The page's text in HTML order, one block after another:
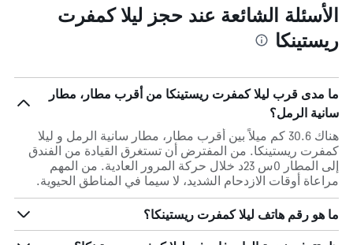
الأسئلة الشائعة عند حجز ليلا كمفرت
ريستينكا
ما مدى قرب ليلا كمفرت ريستينكا من أقرب مطار، مطار
سانية الرمل؟
هناك 30.6 كم ميلاً بين أقرب مطار، مطار سانية الرمل و ليلا
كمفرت ريستينكا. من المفترض أن تستغرق القيادة من الفندق
إلى المطار 0س 23د خلال حركة المرور العادية. من المهم
مراعاة أوقات الازدحام الشديد، لا سيما في المناطق الحيوية.
ما هو رقم هاتف ليلا كمفرت ريستينكا؟